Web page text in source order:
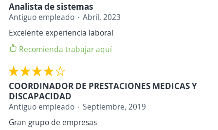
Analista de sistemas
Antiguo empleado
Abril, 2023
Excelente experiencia laboral
Recomienda trabajar aquí
COORDINADOR DE PRESTACIONES MEDICAS Y
DISCAPACIDAD
Antiguo empleado
Septiembre, 2019
Gran grupo de empresas